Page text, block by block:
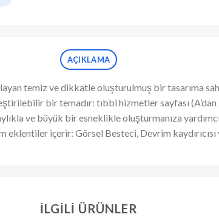
AÇIKLAMA
temiz ve dikkatle oluşturulmuş bir tasarıma
bir temadır: tıbbi hizmetler sayfası
ve büyük bir esneklikle oluşturmanıza
içerir: Görsel Besteci, Devrim
İLGILI ÜRÜNLER